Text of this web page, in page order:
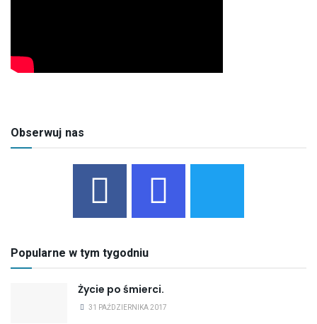
Obserwuj nas
Popularne w tym tygodniu
Życie po śmierci.
31 PAŹDZIERNIKA 2017